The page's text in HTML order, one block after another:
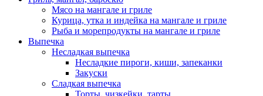
Мясо на мангале и гриле
Курица, утка и индейка на мангале и гриле
Рыба и морепродукты на мангале и гриле
Выпечка
Несладкая выпечка
Несладкие пироги, киши, запеканки
Закуски
Сладкая выпечка
Торты, чизкейки, тарты